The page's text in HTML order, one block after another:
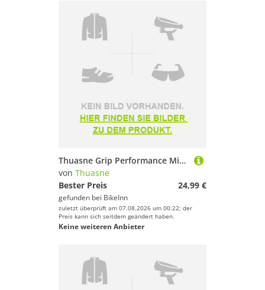
Thuasne Grip Performance Mid Long Socks Blau EU 39-42 / L
von Thuasne
Bester Preis
24,99 €
gefunden bei BikeInn
zuletzt überprüft am 07.08.2026 um 00:22; der
Preis kann sich seitdem geändert haben.
Keine weiteren Anbieter